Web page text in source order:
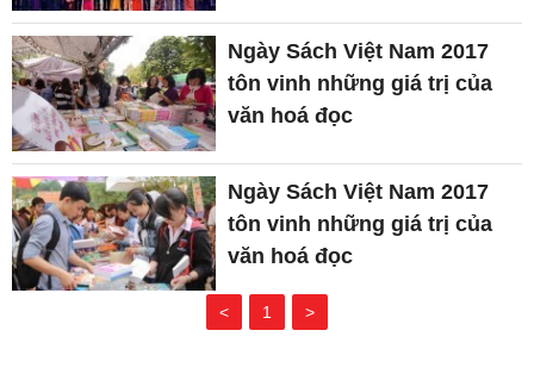
Ngày Sách Việt Nam 2017
tôn vinh những giá trị của
văn hoá đọc
Ngày Sách Việt Nam 2017
tôn vinh những giá trị của
văn hoá đọc
< 1 >